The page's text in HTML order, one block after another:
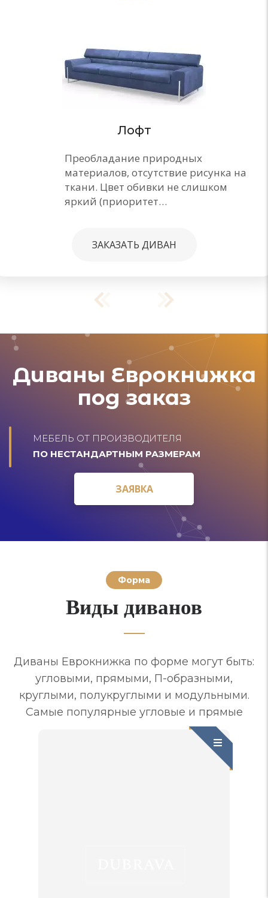
Лофт
Преобладание природных
материалов, отсутствие рисунка на
ткани. Цвет обивки не слишком
яркий (приоритет…
ЗАКАЗАТЬ ДИВАН
Диваны Еврокнижка
под заказ
МЕБЕЛЬ ОТ ПРОИЗВОДИТЕЛЯ
ПО НЕСТАНДАРТНЫМ РАЗМЕРАМ
ЗАЯВКА
ЗАЯВКА
Форма
Виды диванов
Диваны Еврокнижка по форме могут быть:
угловыми, прямыми, П-образными,
круглыми, полукруглыми и модульными.
Самые популярные угловые и прямые